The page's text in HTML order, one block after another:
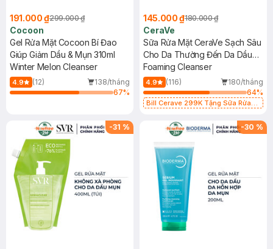
191.000 ₫299.000 ₫
Cocoon
Gel Rửa Mặt Cocoon Bí Đao
Giúp Giảm Dầu & Mụn 310ml
Winter Melon Cleanser
4.9 (12)
138/tháng
67%
145.000 ₫180.000 ₫
CeraVe
Sữa Rửa Mặt CeraVe Sạch Sâu
Cho Da Thường Đến Da Dầu
88ml
Foaming Cleanser
4.9 (116)
180/tháng
64%
Bill Cerave 299K Tặng Sữa Rửa
-31 % -30 %